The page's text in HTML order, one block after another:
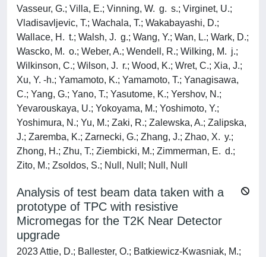
Vasseur, G.; Villa, E.; Vinning, W. g. s.; Virginet, U.;
Vladisavljevic, T.; Wachala, T.; Wakabayashi, D.;
Wallace, H. t.; Walsh, J. g.; Wang, Y.; Wan, L.; Wark, D.;
Wascko, M. o.; Weber, A.; Wendell, R.; Wilking, M. j.;
Wilkinson, C.; Wilson, J. r.; Wood, K.; Wret, C.; Xia, J.;
Xu, Y. -h.; Yamamoto, K.; Yamamoto, T.; Yanagisawa,
C.; Yang, G.; Yano, T.; Yasutome, K.; Yershov, N.;
Yevarouskaya, U.; Yokoyama, M.; Yoshimoto, Y.;
Yoshimura, N.; Yu, M.; Zaki, R.; Zalewska, A.; Zalipska,
J.; Zaremba, K.; Zarnecki, G.; Zhang, J.; Zhao, X. y.;
Zhong, H.; Zhu, T.; Ziembicki, M.; Zimmerman, E. d.;
Zito, M.; Zsoldos, S.; Null, Null; Null, Null
Analysis of test beam data taken with a
prototype of TPC with resistive
Micromegas for the T2K Near Detector
upgrade
2023 Attie, D.; Ballester, O.; Batkiewicz-Kwasniak, M.;